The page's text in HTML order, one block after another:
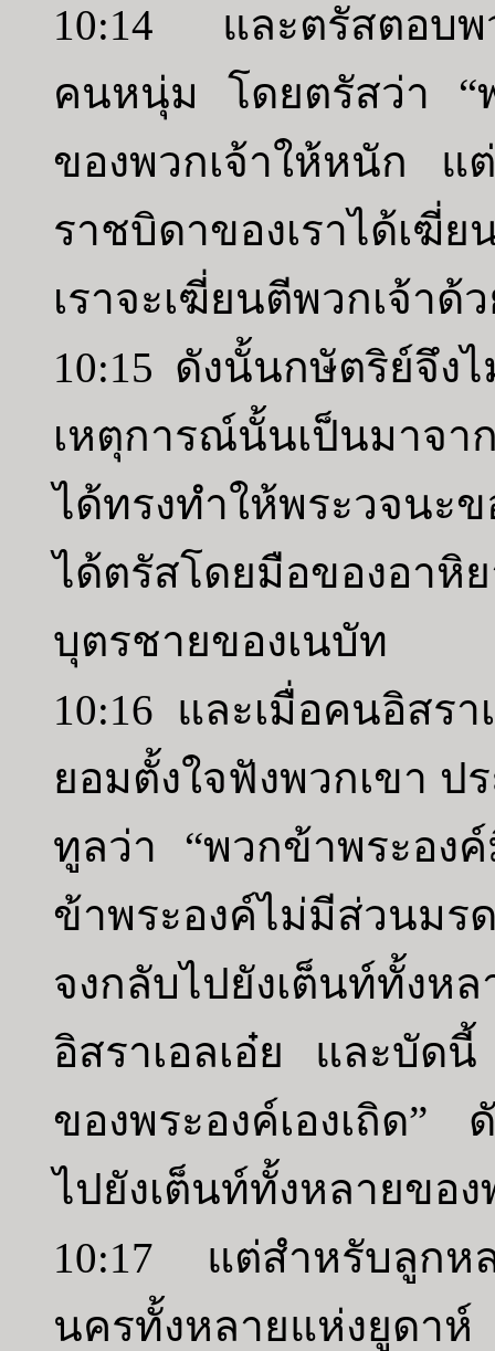
10:14 และตรัสตอบพ
คนหนุ่ม โดยตรัสว่า “
ของพวกเจ้าให้หนัก แ
ราชบิดาของเราได้เฆี่
เราจะเฆี่ยนตีพวกเจ้าด้
10:15 ดังนั้นกษัตริย์จึง
เหตุการณ์นั้นเป็นมาจา
ได้ทรงทำให้พระวจนะ
ได้ตรัสโดยมือของอาหิ
บุตรชายของเนบัท
10:16 และเมื่อคนอิสร
ยอมตั้งใจฟังพวกเขา
ทูลว่า “พวกข้าพระอง
ข้าพระองค์ไม่มีส่วนมร
จงกลับไปยังเต็นท์ทั้
อิสราเอลเอ๋ย และบัด
ของพระองค์เองเถิด”
ไปยังเต็นท์ทั้งหลายของ
10:17 แต่สำหรับลูกห
นครทั้งหลายแห่งยูดาห์